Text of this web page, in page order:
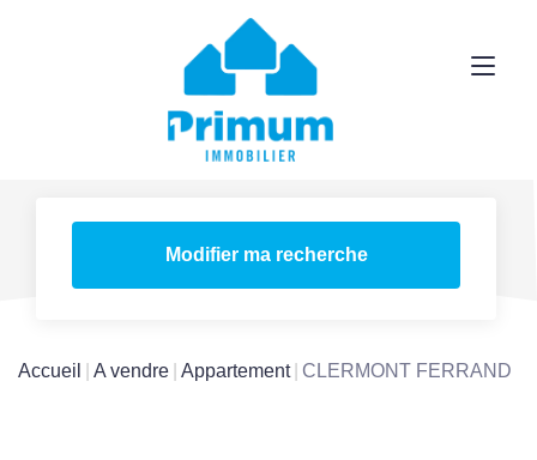
Modifier ma recherche
Accueil A vendre Appartement CLERMONT FERRAND